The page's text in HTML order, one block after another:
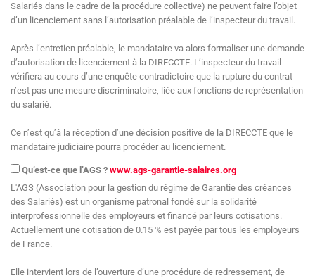
Salariés dans le cadre de la procédure collective) ne peuvent faire l’objet
d’un licenciement sans l’autorisation préalable de l’inspecteur du travail.
Après l’entretien préalable, le mandataire va alors formaliser une demande
d’autorisation de licenciement à la DIRECCTE. L’inspecteur du travail
vérifiera au cours d’une enquête contradictoire que la rupture du contrat
n’est pas une mesure discriminatoire, liée aux fonctions de représentation
du salarié.
Ce n’est qu’à la réception d’une décision positive de la DIRECCTE que le
mandataire judiciaire pourra procéder au licenciement.
Qu’est-ce que l’AGS ? www.ags-garantie-salaires.org
L'AGS (Association pour la gestion du régime de Garantie des créances
des Salariés) est un organisme patronal fondé sur la solidarité
interprofessionnelle des employeurs et financé par leurs cotisations.
Actuellement une cotisation de 0.15 % est payée par tous les employeurs
de France.
Elle intervient lors de l’ouverture d’une procédure de redressement, de